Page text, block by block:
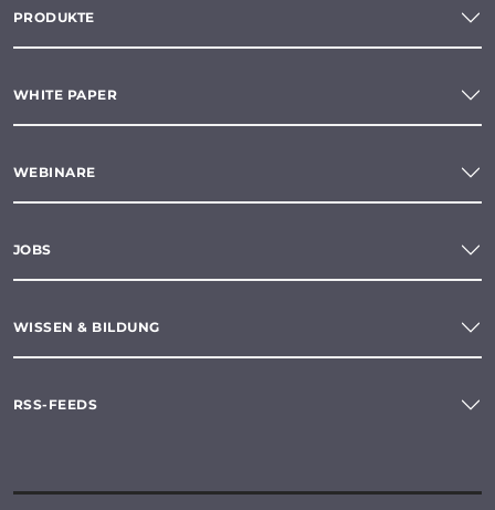
PRODUKTE
WHITE PAPER
WEBINARE
JOBS
WISSEN & BILDUNG
RSS-FEEDS